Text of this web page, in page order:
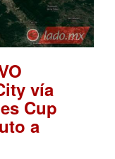
vía
Cup
a